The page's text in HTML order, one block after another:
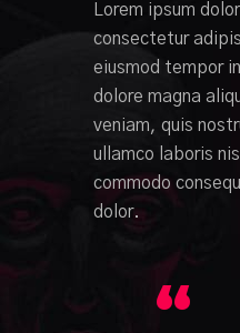
Lorem ipsum
consectetur
eiusmod tempor
dolore magna
veniam, quis
ullamco laboris
commodo
dolor.